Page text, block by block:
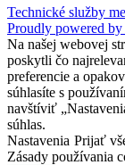
Technické služby
Proudly powered by
Na našej webovej
poskytli čo
preferencie a
súhlasíte s
navštíviť
súhlas.
Nastavenia Prijať
Zásady používania